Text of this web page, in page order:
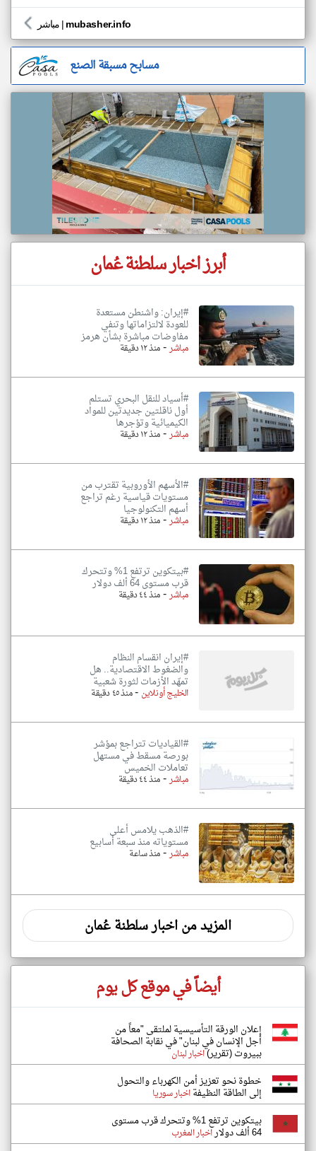
مباشر | mubasher.info
مسابح مسبقة الصنع
أبرز اخبار سلطنة عُمان
#إيران: واشنطن مستعدة
للعودة لالتزاماتها وتنفي
مفاوضات مباشرة بشأن هرمز
مباشر-منذ ١٢ دقيقة
#أسياد للنقل البحري تستلم
أول ناقلتين جديدتين للمواد
الكيميائية وتؤجرها
مباشر-منذ ١٢ دقيقة
#الأسهم الأوروبية تقترب من
مستويات قياسية رغم تراجع
أسهم التكنولوجيا
مباشر-منذ ١٢ دقيقة
#بيتكوين ترتفع 1% وتتحرك
قرب مستوى 64 ألف دولار
مباشر-منذ ٤٤ دقيقة
#إيران انقسام النظام
والضغوط الاقتصادية.. هل
تمهّد الأزمات لثورة شعبية
الخليج أونلاين -منذ ٤٥ دقيقة
#القياديات تتراجع بمؤشر
بورصة مسقط في مستهل
تعاملات الخميس
مباشر-منذ ٤٤ دقيقة
#الذهب يلامس أعلى
مستوياته منذ سبعة أسابيع
مباشر-منذ ساعة
المزيد من اخبار سلطنة عُمان
أيضاً في موقع كل يوم
إعلان الورقة التأسيسية لملتقى "معاً من
أجل الإنسان في لبنان" في نقابة الصحافة
ببيروت (تقرير)اخبار لبنان
خطوة نحو تعزيز أمن الكهرباء والتحول
إلى الطاقة النظيفةاخبار سوريا
بيتكوين ترتفع 1% وتتحرك قرب مستوى
64 ألف دولار اخبار المغرب